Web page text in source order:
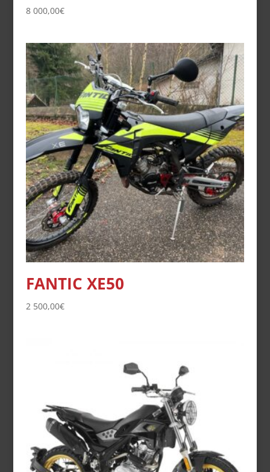
8 000,00€
FANTIC XE50
2 500,00€